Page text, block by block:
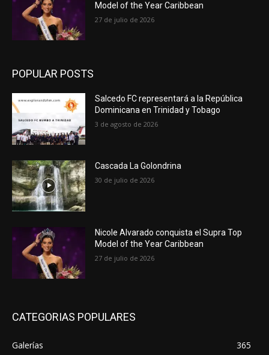
Model of the Year Caribbean
27 de julio de 2026
POPULAR POSTS
Salcedo FC representará a la República
Dominicana en Trinidad y Tobago
3 de agosto de 2026
Cascada La Golondrina
30 de julio de 2026
Nicole Alvarado conquista el Supra Top
Model of the Year Caribbean
27 de julio de 2026
CATEGORIAS POPULARES
Galerías
365